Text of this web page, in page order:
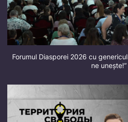
Forumul Diasporei 2026 cu
ne unește!”